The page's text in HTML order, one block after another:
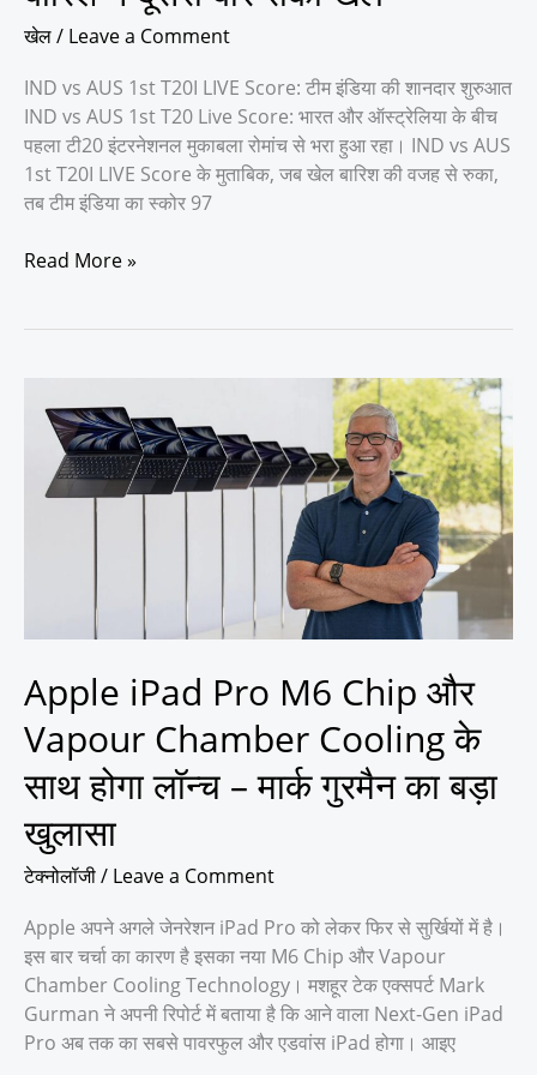
खेल/ Leave a Comment
IND vs AUS 1st T20I LIVE Score: टीम इंडिया की शानदार शुरुआत
IND vs AUS 1st T20 Live Score: भारत और ऑस्ट्रेलिया के बीच
पहला टी20 इंटरनेशनल मुकाबला रोमांच से भरा हुआ रहा। IND vs AUS
1st T20I LIVE Score के मुताबिक, जब खेल बारिश की वजह से रुका,
तब टीम इंडिया का स्कोर 97
खेल
Read More »
Apple iPad Pro M6 Chip और
Vapour Chamber Cooling के
साथ होगा लॉन्च – मार्क गुरमैन का बड़ा
खुलासा
टेक्नोलॉजी/ Leave a Comment
Apple अपने अगले जेनरेशन iPad Pro को लेकर फिर से सुर्खियों में है।
इस बार चर्चा का कारण है इसका नया M6 Chip और Vapour
Chamber Cooling Technology। मशहूर टेक एक्सपर्ट Mark
Gurman ने अपनी रिपोर्ट में बताया है कि आने वाला Next-Gen iPad
Pro अब तक का सबसे पावरफुल और एडवांस iPad होगा। आइए
iPad
Chip
Chamber
साथ
होगा
लॉन्च
मार्क
गुरमैन
का
बड़ा